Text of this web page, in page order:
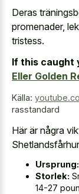
Deras
promenader,
tristess.
If this caught
Eller Golden
Källa:
rasstandard
Här är några
Ursprung:
Storlek:
14-27